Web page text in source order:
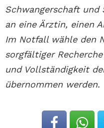
Schwangerschaft
an eine Ärztin, einen
Im Notfall wähle den
sorgfältiger
und Vollständigkeit
übernommen werden.